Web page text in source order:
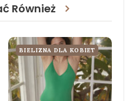
Również
BIELIZNA DLA KOBIET